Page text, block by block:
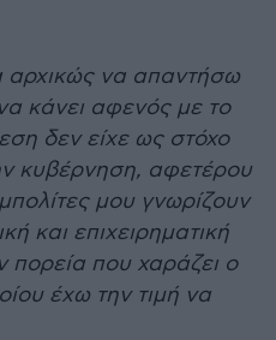
να απαντήσω
κάνει αφενός με το
δεν είχε ως στόχο
κυβέρνηση, αφετέρου
μου γνωρίζουν
και επιχειρηματική
πορεία που χαράζει ο
έχω την τιμή να